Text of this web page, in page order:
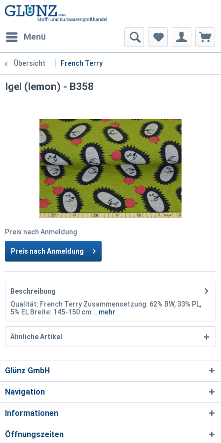
Menü
Übersicht French Terry
Igel (lemon) - B358
Preis nach Anmeldung
Preis nach Anmeldung
Beschreibung
Qualität: French Terry Zusammensetzung: 62% BW, 33% PL,
5% EL Breite: 145-150 cm... mehr
Ähnliche Artikel
Glünz GmbH
Navigation
Informationen
Öffnungszeiten